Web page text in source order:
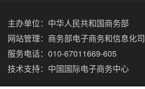
主办单位： 中华人民共和国商务部
网站管理： 商务部电子商务和信息化司
服务电话：010-67011669-605
技术支持： 中国国际电子商务中心